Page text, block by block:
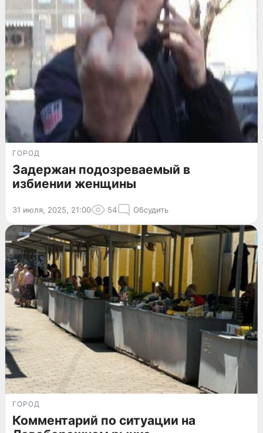
ГОРОД
Задержан подозреваемый в
избиении женщины
31 июля, 2025, 21:00 54 Обсудить
ГОРОД
Комментарий по ситуации на